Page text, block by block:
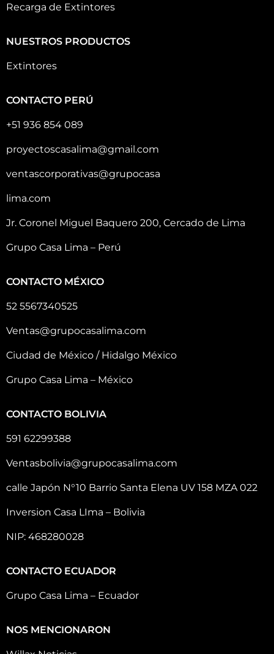
Recarga de Extintores
NUESTROS PRODUCTOS
Extintores
CONTACTO PERÚ
+51 936 854 089
proyectoscasalima@gmail.com
ventascorporativas@grupocasa
lima.com
Jr. Coronel Miguel Baquero 200, Cercado de Lima
Grupo Casa Lima – Perú
CONTACTO MÉXICO
52 5567340525
Ventas@grupocasalima.com
Ciudad de México / Hidalgo México
Grupo Casa Lima – México
CONTACTO BOLIVIA
591 62299388
Ventasbolivia@grupocasalima.com
calle Japón N°10 Barrio Santa Elena UV 158 MZA 022
Inversion Casa LIma – Bolivia
NIP: 468280028
CONTACTO ECUADOR
Grupo Casa Lima – Ecuador
NOS MENCIONARON